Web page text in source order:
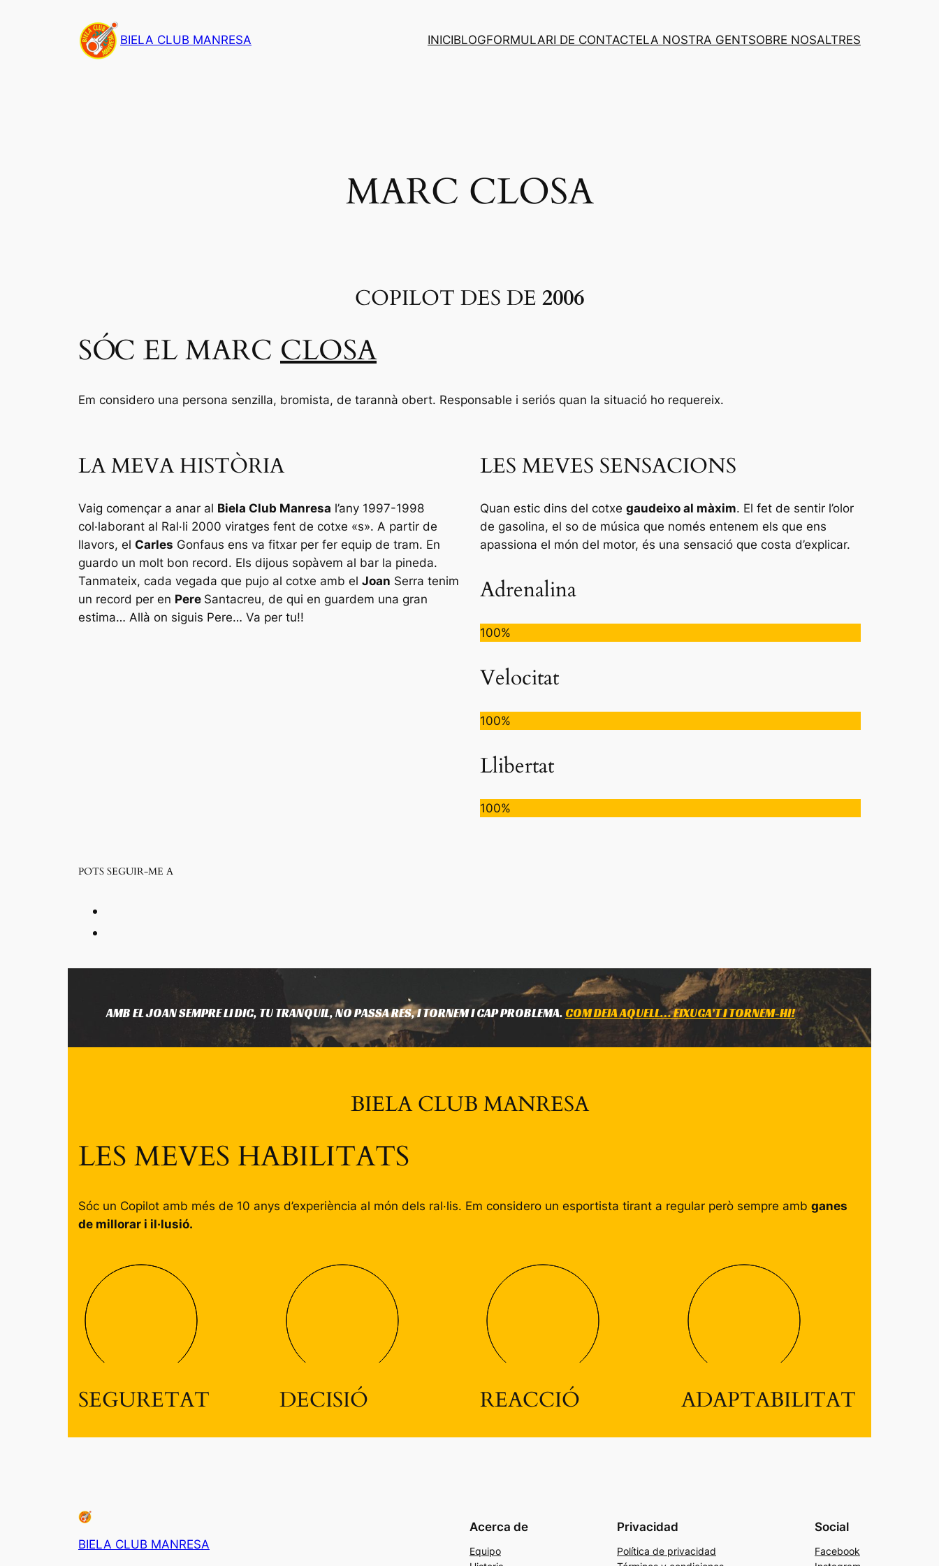
BIELA CLUB MANRESA INICIBLOGFORMULARI DE CONTACTELA NOSTRA GENTSOBRE NOSALTRES
MARC CLOSA
COPILOT DES DE 2006
SÓC EL MARC CLOSA
Em considero una persona senzilla, bromista, de tarannà obert. Responsable i seriós quan la situació ho requereix.
LA MEVA HISTÒRIA
Vaig començar a anar al Biela Club Manresa l’any 1997-1998
col·laborant al Ral·li 2000 viratges fent de cotxe «s». A partir de
llavors, el Carles Gonfaus ens va fitxar per fer equip de tram. En
guardo un molt bon record. Els dijous sopàvem al bar la pineda.
Tanmateix, cada vegada que pujo al cotxe amb el Joan Serra tenim
un record per en Pere Santacreu, de qui en guardem una gran
estima… Allà on siguis Pere… Va per tu!!
LES MEVES SENSACIONS
Quan estic dins del cotxe gaudeixo al màxim. El fet de sentir l’olor
de gasolina, el so de música que només entenem els que ens
apassiona el món del motor, és una sensació que costa d’explicar.
Adrenalina
100%
Velocitat
100%
Llibertat
100%
POTS SEGUIR-ME A
AMB EL JOAN SEMPRE LI DIC, TU TRANQUIL, NO PASSA RES, I TORNEM I CAP PROBLEMA. COM DEIA AQUELL… EIXUGA’T I TORNEM-HI!
BIELA CLUB MANRESA
LES MEVES HABILITATS
Sóc un Copilot amb més de 10 anys d’experiència al món dels ral·lis. Em considero un esportista tirant a regular però sempre amb ganes
de millorar i il·lusió.
SEGURETAT DECISIÓ REACCIÓ ADAPTABILITAT
BIELA CLUB MANRESA
Acerca de
Equipo
Privacidad
Política de privacidad
Social
Facebook